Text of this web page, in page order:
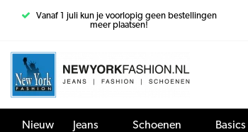
Vanaf 1 juli kun je voorlopig geen bestellingen
meer plaatsen!
Nieuw Jeans Schoenen Basics